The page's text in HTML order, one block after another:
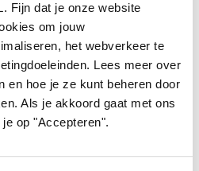
Fijn dat je onze website
om jouw
het webverkeer te
Lees meer over
en hoe je ze kunt beheren door
Als je akkoord gaat met ons
op "Accepteren".
acht personen en
Er zitten altijd pauzes in de
pauzes en de duur hiervan
de gespreksbegeleider. Je
zijn als dat nodig is voor